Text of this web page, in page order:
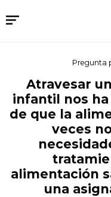
Pregunta
Atravesar
infantil nos
de que la
veces
alimentación
una